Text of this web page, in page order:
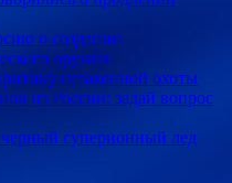
о создании
оружия
незаконной охоты
из России: задай вопрос
суперионный лед